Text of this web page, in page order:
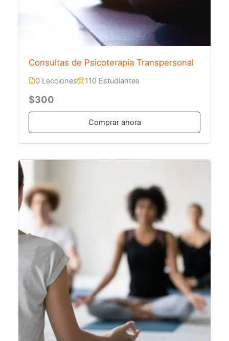
Consultas de Psicoterapia Transpersonal
0 Lecciones 110 Estudiantes
$300
Comprar ahora